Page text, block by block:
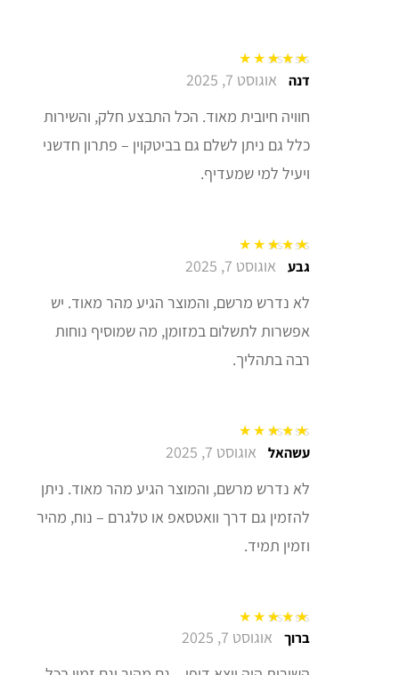
דורג5מתוך 5 דנה אוגוסט 7, 2025
חוויה חיובית מאוד. הכל התבצע חלק, והשירות
כלל גם ניתן לשלם גם בביטקוין – פתרון חדשני
ויעיל למי שמעדיף.
דורג5מתוך 5 גבע אוגוסט 7, 2025
לא נדרש מרשם, והמוצר הגיע מהר מאוד. יש
אפשרות לתשלום במזומן, מה שמוסיף נוחות
רבה בתהליך.
דורג5מתוך 5עשהאל אוגוסט 7, 2025
לא נדרש מרשם, והמוצר הגיע מהר מאוד. ניתן
להזמין גם דרך וואטסאפ או טלגרם – נוח, מהיר
וזמין תמיד.
דורג5מתוך 5ברוך אוגוסט 7, 2025